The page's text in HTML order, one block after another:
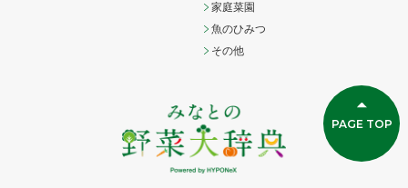
家庭菜園
魚のひみつ
その他
PAGE TOP